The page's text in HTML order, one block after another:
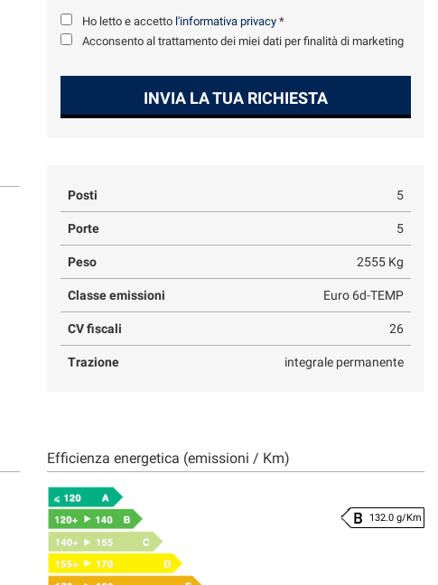
Ho letto e accetto l'informativa privacy *
Acconsento al trattamento dei miei dati per finalità di marketing
INVIA LA TUA RICHIESTA
Posti 5
Porte 5
Peso 2555 Kg
Classe emissioni Euro 6d-TEMP
CV fiscali 26
Trazione integrale permanente
Efficienza energetica (emissioni / Km)
132.0 g/Km